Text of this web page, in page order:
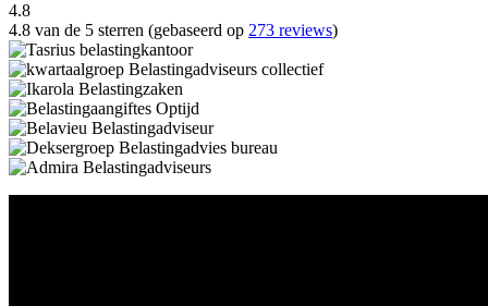
4.8
4.8 van de 5 sterren (gebaseerd op 273 reviews)